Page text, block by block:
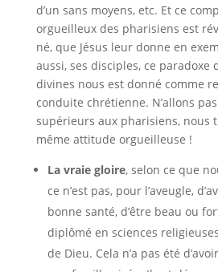
d’un sans moyens, etc. Et ce
orgueilleux des pharisiens est
né, que Jésus leur donne en
aussi, ses disciples, ce paradoxe
divines nous est donné comme
conduite chrétienne. N’allons
supérieurs aux pharisiens, nous
même attitude orgueilleuse !
La vraie gloire, selon ce que
ce n’est pas, pour l’aveugle,
bonne santé, d’être beau ou
diplômé en sciences
de Dieu. Cela n’a pas été